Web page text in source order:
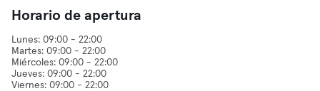
Horario de apertura
Lunes: 09:00 - 22:00
Martes: 09:00 - 22:00
Miércoles: 09:00 - 22:00
Jueves: 09:00 - 22:00